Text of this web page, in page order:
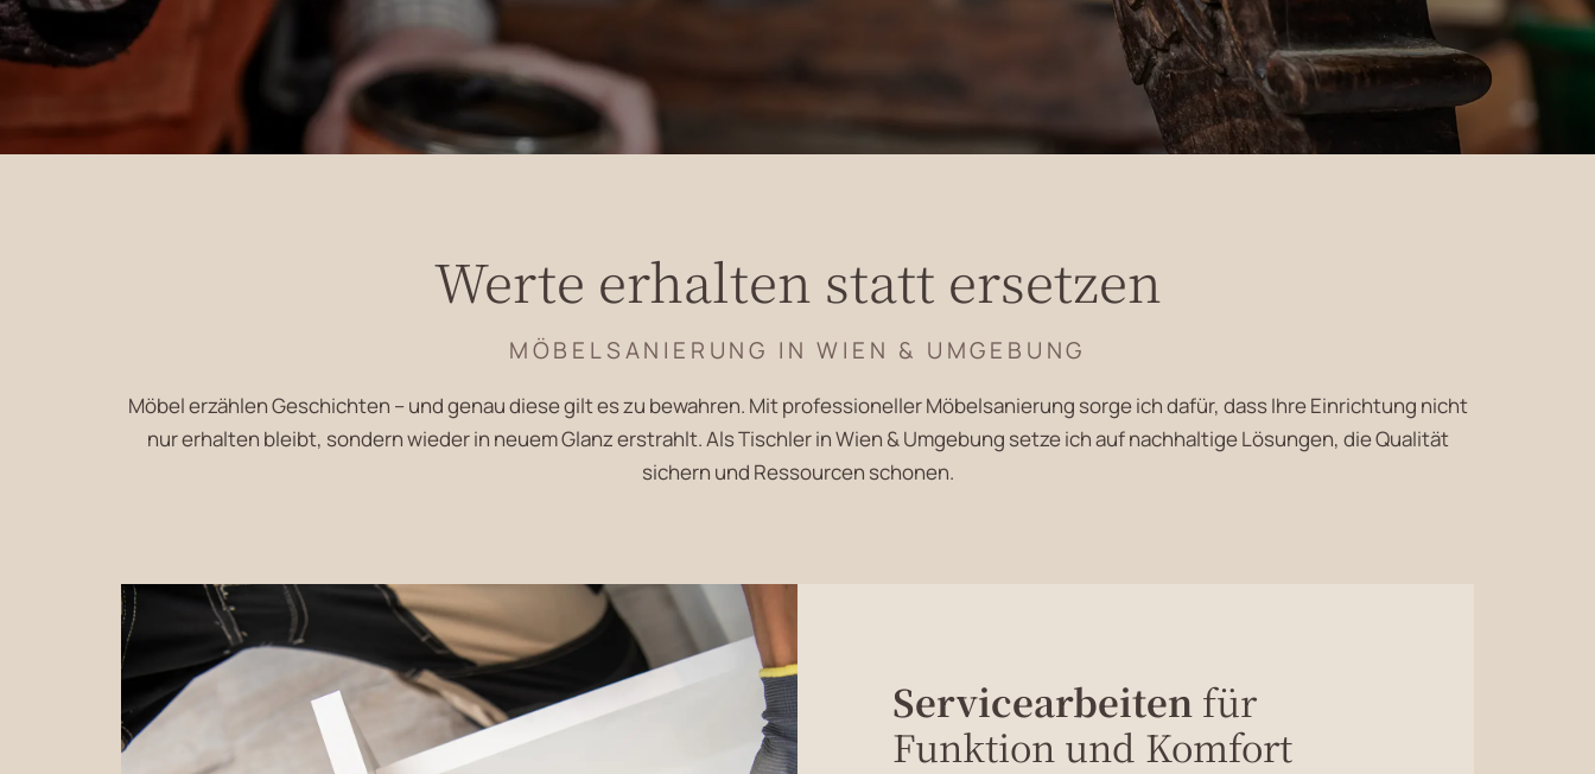
Werte erhalten statt ersetzen
MÖBELSANIERUNG IN WIEN & UMGEBUNG
Möbel erzählen Geschichten – und genau diese gilt es zu bewahren. Mit professioneller Möbelsanierung sorge ich dafür, dass Ihre Einrichtung nicht
nur erhalten bleibt, sondern wieder in neuem Glanz erstrahlt. Als Tischler in Wien & Umgebung setze ich auf nachhaltige Lösungen, die Qualität
sichern und Ressourcen schonen.
Servicearbeiten für
Funktion und Komfort